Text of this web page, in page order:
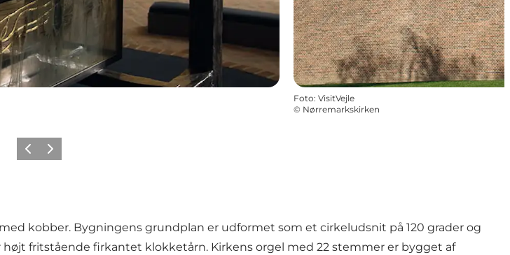
Foto: VisitVejle
© Nørremarkskirken
ForrigeNæste
kobber. Bygningens grundplan er udformet som et cirkeludsnit på 120 grader og
fritstående firkantet klokketårn. Kirkens orgel med 22 stemmer er bygget af